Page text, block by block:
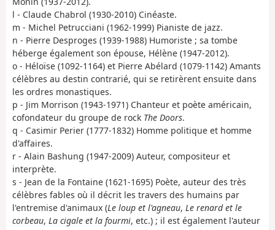
l - Claude Chabrol (1930-2010) Cinéaste.
m - Michel Petrucciani (1962-1999) Pianiste de jazz.
n - Pierre Desproges (1939-1988) Humoriste ; sa tombe
héberge également son épouse, Hélène (1947-2012).
o - Héloïse (1092-1164) et Pierre Abélard (1079-1142) Amants
célèbres au destin contrarié, qui se retirèrent ensuite dans
les ordres monastiques.
p - Jim Morrison (1943-1971) Chanteur et poète américain,
cofondateur du groupe de rock The Doors.
q - Casimir Perier (1777-1832) Homme politique et homme
d'affaires.
r - Alain Bashung (1947-2009) Auteur, compositeur et
interprète.
s - Jean de la Fontaine (1621-1695) Poète, auteur des très
célèbres fables où il décrit les travers des humains par
l'entremise d'animaux (Le loup et l'agneau, Le renard et le
corbeau, La cigale et la fourmi, etc.) ; il est également l'auteur